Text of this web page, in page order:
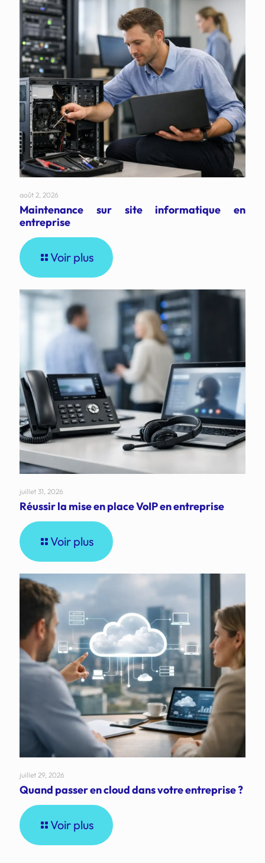
août 2, 2026
Maintenance sur site informatique en
entreprise
Voir plus
juillet 31, 2026
Réussir la mise en place VoIP en entreprise
Voir plus
juillet 29, 2026
Quand passer en cloud dans votre entreprise ?
Voir plus